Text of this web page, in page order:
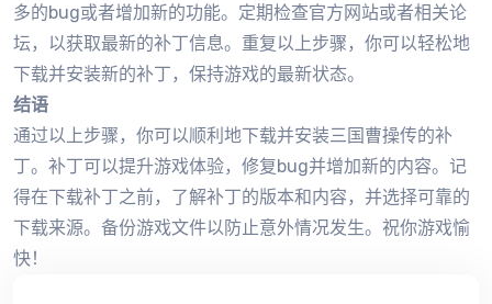
多的bug或者增加新的功能。定期检查官方网站或者相关论
坛，以获取最新的补丁信息。重复以上步骤，你可以轻松地
下载并安装新的补丁，保持游戏的最新状态。
结语
通过以上步骤，你可以顺利地下载并安装三国曹操传的补
丁。补丁可以提升游戏体验，修复bug并增加新的内容。记
得在下载补丁之前，了解补丁的版本和内容，并选择可靠的
下载来源。备份游戏文件以防止意外情况发生。祝你游戏愉
快！